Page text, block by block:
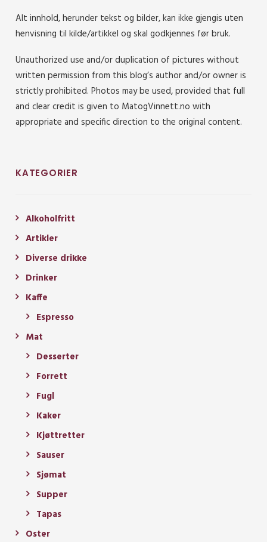
Alt innhold, herunder tekst og bilder, kan ikke gjengis uten
henvisning til kilde/artikkel og skal godkjennes før bruk.
Unauthorized use and/or duplication of pictures without
written permission from this blog’s author and/or owner is
strictly prohibited. Photos may be used, provided that full
and clear credit is given to MatogVinnett.no with
appropriate and specific direction to the original content.
KATEGORIER
Alkoholfritt
Artikler
Diverse drikke
Drinker
Kaffe
Espresso
Mat
Desserter
Forrett
Fugl
Kaker
Kjøttretter
Sauser
Sjømat
Supper
Tapas
Oster